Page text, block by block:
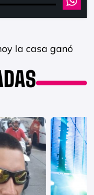
la casa ganó